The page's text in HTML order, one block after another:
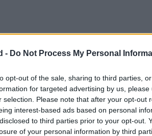
- Do Not Process My Personal
opt-out of the sale, sharing to third parties,
for targeted advertising by us,
selection. Please note that after your opt-out
interest-based ads based on personal
to third parties prior to your opt-out.
of your personal information by third
el episodio se forma, lo más plausible
veraniegas en la península sea